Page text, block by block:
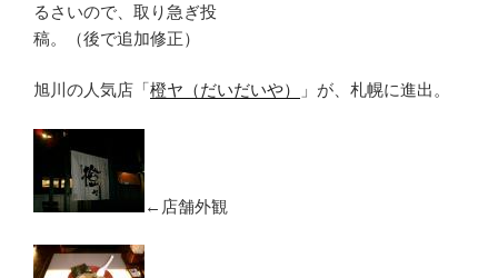
るさいので、取り急ぎ投
稿。（後で追加修正）
旭川の人気店「橙ヤ（だいだいや） 」が、札幌に進出。
←店舗外観